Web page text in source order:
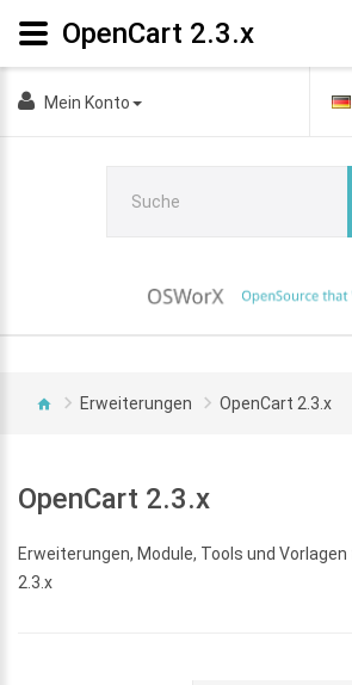
Mein Konto
Erweiterungen OpenCart 2.3.x
OpenCart 2.3.x
Erweiterungen, Module, Tools und
2.3.x
OpenCart 2.3.x